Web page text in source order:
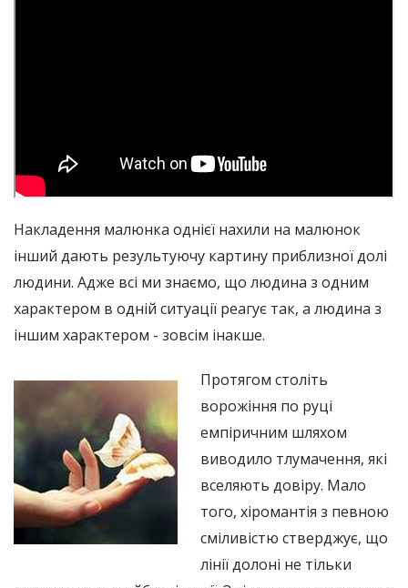
Накладення малюнка однієї нахили на малюнок
інший дають результуючу картину приблизної долі
людини. Адже всі ми знаємо, що людина з одним
характером в одній ситуації реагує так, а людина з
іншим характером - зовсім інакше.
Протягом століть
ворожіння по руці
емпіричним шляхом
виводило тлумачення, які
вселяють довіру. Мало
того, хіромантія з певною
сміливістю стверджує, що
лінії долоні не тільки